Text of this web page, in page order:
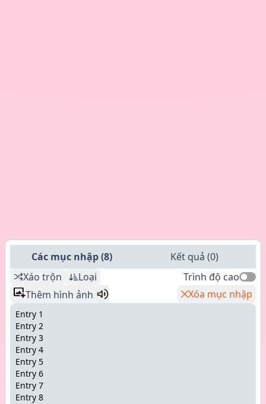
Các mục nhập(8) Kết quả (0)
Xáo trộn
Loại
Trình độ cao
Thêm hình ảnh
Xóa mục nhập
Entry 1
Entry 2
Entry 3
Entry 4
Entry 5
Entry 6
Entry 7
Entry 8